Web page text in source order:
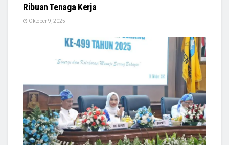
Ribuan Tenaga Kerja
Oktober 9, 2025